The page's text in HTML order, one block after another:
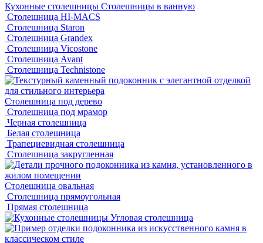
Кухонные столешницы Столешницы в ванную
Столешница HI-MACS
Столешница Staron
Столешница Grandex
Столешница Vicostone
Столешница Avant
Столешница Technistone
Столешница под дерево
Столешница под мрамор
Черная столешница
Белая столешница
Трапециевидная столешница
Столешница закругленная
Столешница овальная
Столешница прямоугольная
Прямая столешница
Угловая столешница